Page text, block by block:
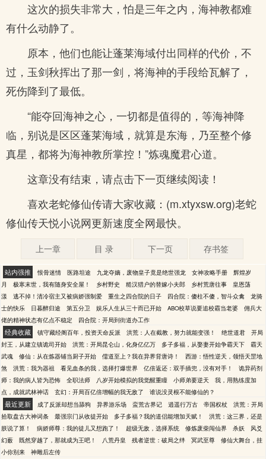
这次的损失非常大，怕是三年之内，海神教都难
有什么动静了。
原本，他们也能让蓬莱海域付出同样的代价，不
过，玉剑秋挥出了那一剑，将海神的手段给瓦解了，
死伤降到了最低。
“能夺回海神之心，一切都是值得的，等海神降
临，别说是区区蓬莱海域，就算是东海，乃至整个修
真星，都将为海神教所掌控！”炼魂魔君心道。
这章没有结束，请点击下一页继续阅读！
喜欢老蛇修仙传请大家收藏：(m.xtyxsw.org)老蛇
修仙传天悦小说网更新速度全网最快。
上一章 目 录 下一页 存书签
站内强推 恨骨迷情 医路坦途 九龙夺嫡，废物皇子竟是绝世强龙 女神攻略手册
辉煌岁
月
极寒末世，我有随身安全屋！ 乡村野史 糙汉猎户的替嫁小夫郎 乡村荒唐往事
皇恩荡
漾
逃不掉！清冷宿主又被病娇强制爱 重生之四合院的日子 四合院：傻柱不傻，智斗众禽
龙骑
士的快乐
日暮醉归途 第五分卫 娱乐人生从三十而已开始 ABO校草说要追校霸当老婆
佣兵大
佬的精神状态有亿点不稳定
四合院：开局到街道办工作
经典收藏 镇守藏经阁百年，投资天命反派 洪荒：人在截教，努力就能变强！ 绝世道君
开局
封王，从建立镇诡司开始
洪荒：开局昆仑山，化身亿亿万 多子多福，从娶妻开始争霸天下
霸天
武魂
修仙：从在炼器铺当厨子开始 儒道至上？我在异界背唐诗！
西游：悟性逆天，领悟天罡地
煞
洪荒：我为器祖 看见血条的我，选择打爆世界 亿倍返还：双手插兜，没有对手！
诡异药剂
师：我的病人皆为恐怖
全职法师 八岁开始模拟的我觉醒重瞳 小师弟要逆天
我，用熟练度加
点，成就武林神话
玄幻：开局百亿倍增幅的我无敌了 谁说没灵根不能修仙的？
最近更新 成了反派却想当舔狗 异界游乐场 蛮荒古界记 逍遥行万古 帝国权杖
洪荒：开局
拾取盘古大神词条
最强宗门从收徒开始 多子多福？我的道侣能增加天赋！
洪荒：这三界，还是
朕说了算！
病娇师尊：我的徒儿又想跑了！ 超级无敌，选择系统 修炼废柴闯仙界 杀妖
风爻
幻薮
既然穿越了，那就成为王吧！ 八荒丹皇 残者逆世：破局之绊 冥武至尊
修仙大舞台，挂
小你别来
神雕后左传